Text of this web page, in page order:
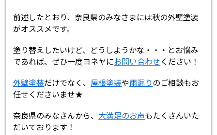
前述したとおり、奈良県のみなさまには秋の外壁塗装
がオススメです。
塗り替えしたいけど、どうしようかな・・・とお悩み
であれば、ぜひ一度ヨネヤにお問い合わせください！
外壁塗装だけでなく、 屋根塗装や雨漏りのご相談もお
任せくださいませ★
奈良県のみなさんから、 大満足のお声もたくさんいた
だいております！